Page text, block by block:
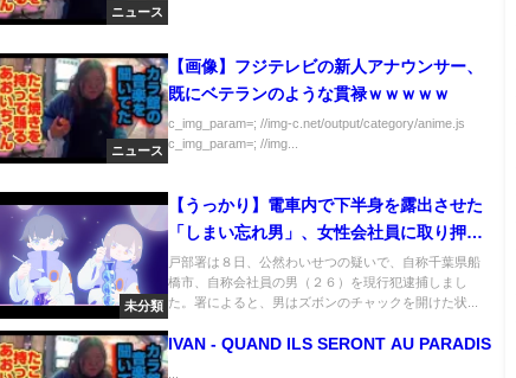
ニュース
ニュース
【画像】フジテレビの新人アナウンサー、
既にベテランのような貫禄ｗｗｗｗｗ
c_img_param=; //img-c.net/output/category/anime.js
c_img_param=; //img...
未分類
【うっかり】電車内で下半身を露出させた
「しまい忘れ男」、女性会社員に取り押さ
えられる【あるある】
戸部署は８日、公然わいせつの疑いで、自称千葉県船
橋市、自称会社員の男（２６）を現行犯逮捕しまし
た。署によると、男はズボンのチャックを開けた状...
IVAN - QUAND ILS SERONT AU PARADIS